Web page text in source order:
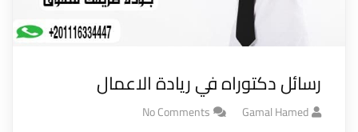
رسائل دكتوراه في ريادة الاعمال
Gamal Hamed
No Comments